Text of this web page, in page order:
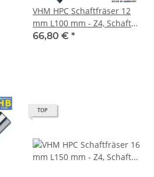
VHM HPC Schaftfräser 12
mm L100 mm - Z4, Schaft
HB, Drallwinkel 35/38°
66,80 € *
TOP